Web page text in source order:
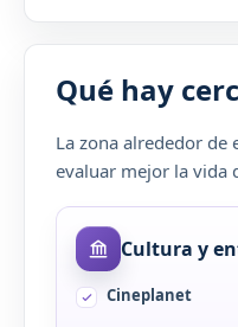
Qué hay
La zona alrededor
evaluar mejor la vida
Cultura y
Cineplanet